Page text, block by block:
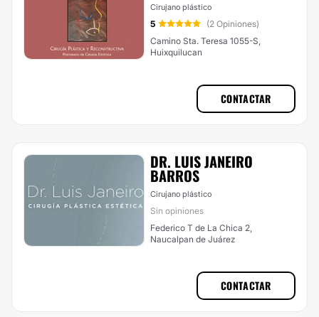
Cirujano plástico
5
(2 Opiniones)
Camino Sta. Teresa 1055-S,
Huixquilucan
CONTACTAR
DR. LUIS JANEIRO
BARROS
Cirujano plástico
Sin opiniones
Federico T de La Chica 2,
Naucalpan de Juárez
CONTACTAR